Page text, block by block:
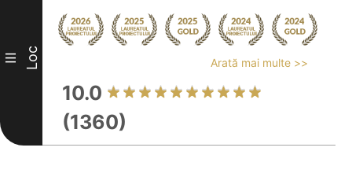
III Loc Arată mai multe >>
10.0
(1360)